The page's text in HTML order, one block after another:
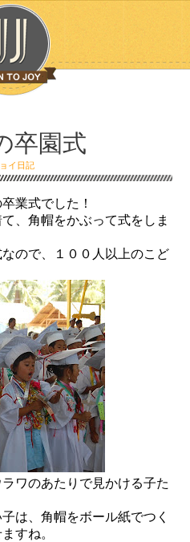
卒園式
イ日記
業式でした！
、角帽をかぶって式をしま
ので、１００人以上のこど
ワのあたりで見かける子た
は、角帽をボール紙でつく
すね。